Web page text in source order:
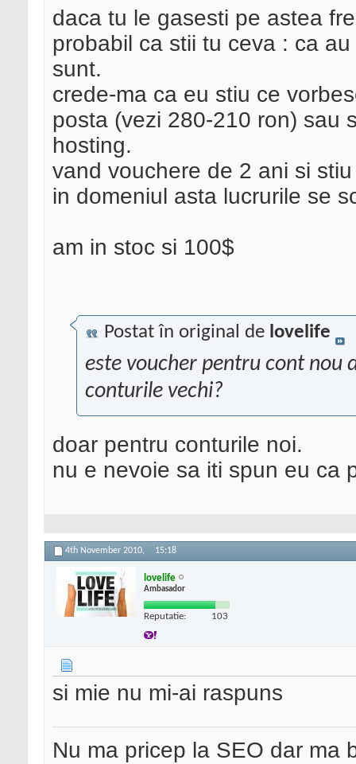
daca tu le gasesti pe astea
probabil ca stii tu ceva : ca
sunt.
crede-ma ca eu stiu ce
posta (vezi 280-210 ron) sau
hosting.
vand vouchere de 2 ani si
in domeniul asta lucrurile se
am in stoc si 100$
Postat în original de lovelife
este voucher pentru cont nou
conturile vechi?
doar pentru conturile noi.
nu e nevoie sa iti spun eu ca
4th November 2010, 15:18
lovelife
Ambasador
Reputatie: 103
si mie nu mi-ai raspuns
Nu ma pricep la SEO dar ma